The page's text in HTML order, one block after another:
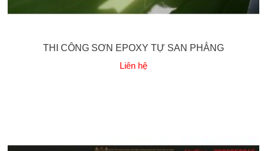
THI CÔNG SƠN EPOXY TỰ SAN PHẲNG
Liên hệ